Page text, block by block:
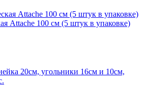
Attache 100 см (5 штук в упаковке)